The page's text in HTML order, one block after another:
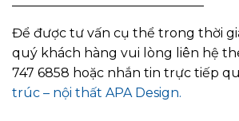
———————————————
Để được tư vấn cụ thể trong thời
quý khách hàng vui lòng liên hệ
747 6858 hoặc nhắn tin trực tiếp
trúc – nội thất APA Design.